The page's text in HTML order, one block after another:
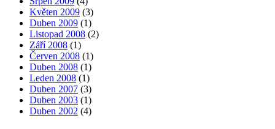
Květen 2009 (3)
Duben 2009 (1)
Listopad 2008 (2)
Září 2008 (1)
Červen 2008 (1)
Duben 2008 (1)
Leden 2008 (1)
Duben 2007 (3)
Duben 2003 (1)
Duben 2002 (4)